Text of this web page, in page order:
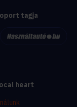
tagja
heart